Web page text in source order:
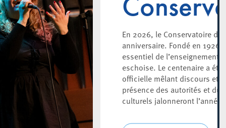
En 2026, le Conservatoire
anniversaire. Fondé en 1926,
essentiel de l’enseignement
eschoise. Le centenaire a été
officielle mêlant discours et
présence des autorités et du
culturels jalonneront l’année.